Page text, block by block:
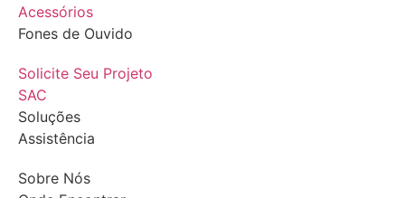
Acessórios
Fones de Ouvido
Solicite Seu Projeto
SAC
Soluções
Assistência
Sobre Nós